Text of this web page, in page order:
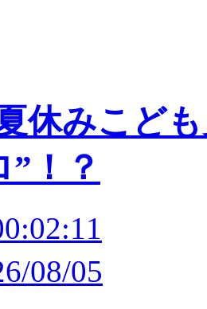
休みこど
”！？
08/05